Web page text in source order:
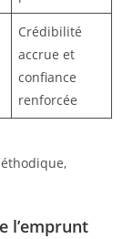
Crédibilité
accrue et
confiance
renforcée
l’emprunt